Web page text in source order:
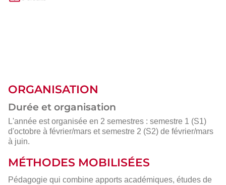
ORGANISATION
Durée et organisation
L'année est organisée en 2 semestres : semestre 1 (S1)
d'octobre à février/mars et semestre 2 (S2) de février/mars
à juin.
MÉTHODES MOBILISÉES
Pédagogie qui combine apports académiques, études de